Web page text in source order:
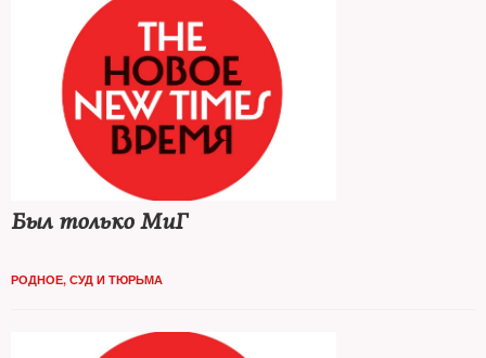
Был только МиГ
РОДНОЕ, СУД И ТЮРЬМА